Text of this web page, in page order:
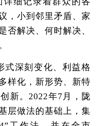
，小到邻里矛盾、家
否解决、何时解决、
深刻变化、利益格
样化，新形势、新特
新。2022年7月，陇
层做法的基础上，集